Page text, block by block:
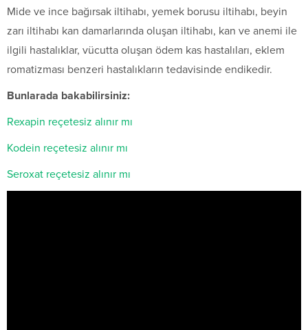
Mide ve ince bağırsak iltihabı, yemek borusu iltihabı, beyin
zarı iltihabı kan damarlarında oluşan iltihabı, kan ve anemi ile
ilgili hastalıklar, vücutta oluşan ödem kas hastalıları, eklem
romatizması benzeri hastalıkların tedavisinde endikedir.
Bunlarada bakabilirsiniz:
Rexapin reçetesiz alınır mı
Kodein reçetesiz alınır mı
Seroxat reçetesiz alınır mı